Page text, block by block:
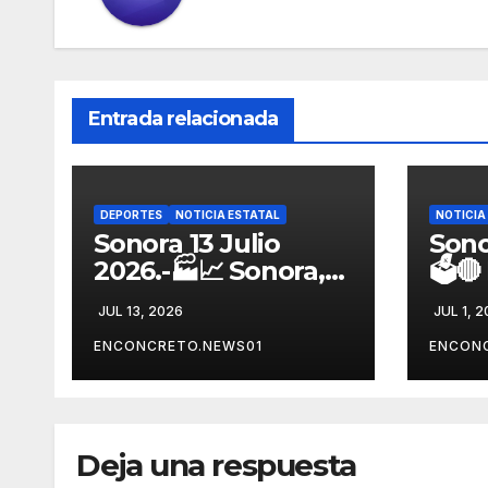
Entrada relacionada
DEPORTES NOTICIA ESTATAL
Sonora 13 Julio
2026.-🏭📈 Sonora,
entre los líderes
nacionales en
crecimiento
manufacturero
JUL 13, 2026
ENCONCRETO.NEWS01
NOTICIA
🗳️🔴
JUL 1,
Deja una respuesta